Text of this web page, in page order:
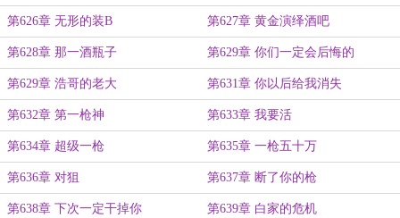
第626章 无形的装B 第627章 黄金演绎酒吧
第628章 那一酒瓶子 第629章 你们一定会后悔的
第629章 浩哥的老大 第631章 你以后给我消失
第632章 第一枪神 第633章 我要活
第634章 超级一枪 第635章 一枪五十万
第636章 对狙 第637章 断了你的枪
第638章 下次一定干掉你 第639章 白家的危机